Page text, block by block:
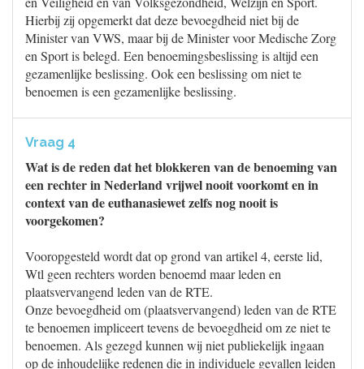
Hierbij zij opgemerkt dat deze bevoegdheid niet bij de
Minister van VWS, maar bij de Minister voor Medische Zorg
en Sport is belegd. Een benoemingsbeslissing is altijd een
gezamenlijke beslissing. Ook een beslissing om niet te
benoemen is een gezamenlijke beslissing.
Vraag 4
Wat is de reden dat het blokkeren van de benoeming van
een rechter in Nederland vrijwel nooit voorkomt en in
context van de euthanasiewet zelfs nog nooit is
voorgekomen?
Vooropgesteld wordt dat op grond van artikel 4, eerste lid,
Wtl geen rechters worden benoemd maar leden en
plaatsvervangend leden van de RTE.
Onze bevoegdheid om (plaatsvervangend) leden van de RTE
te benoemen impliceert tevens de bevoegdheid om ze niet te
benoemen. Als gezegd kunnen wij niet publiekelijk ingaan
op de inhoudelijke redenen die in individuele gevallen leiden